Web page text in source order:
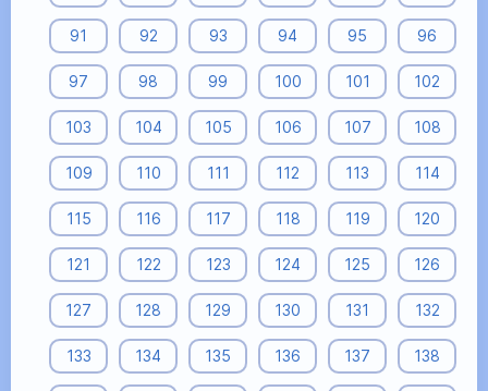
91 92 93 94 95 96
97 98 99 100 101 102
103 104 105 106 107 108
109 110 111 112 113 114
115 116 117 118 119 120
121 122 123 124 125 126
127 128 129 130 131 132
133 134 135 136 137 138